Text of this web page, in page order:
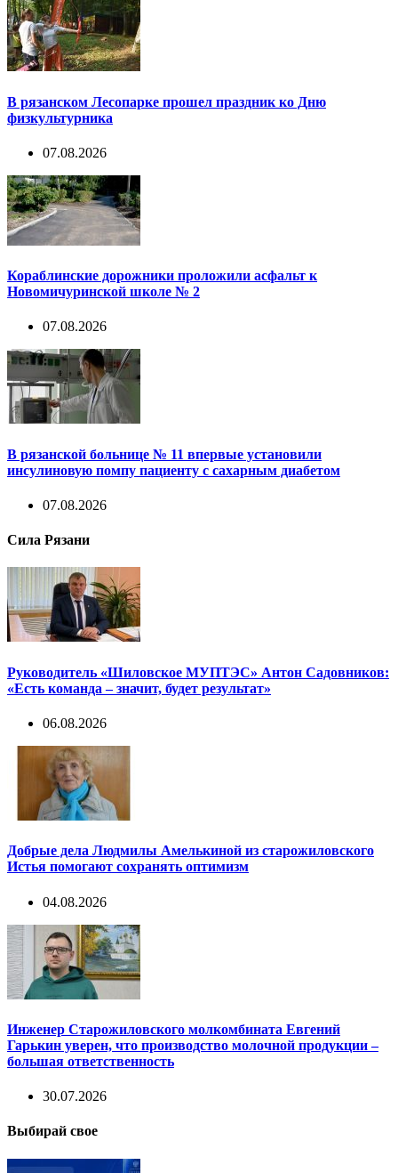
В рязанском Лесопарке прошел праздник ко Дню
физкультурника
07.08.2026
Кораблинские дорожники проложили асфальт к
Новомичуринской школе № 2
07.08.2026
В рязанской больнице № 11 впервые установили
инсулиновую помпу пациенту с сахарным диабетом
07.08.2026
Сила Рязани
Руководитель «Шиловское МУПТЭС» Антон Садовников:
«Есть команда – значит, будет результат»
06.08.2026
Добрые дела Людмилы Амелькиной из старожиловского
Истья помогают сохранять оптимизм
04.08.2026
Инженер Старожиловского молкомбината Евгений
Гарькин уверен, что производство молочной продукции –
большая ответственность
30.07.2026
Выбирай свое